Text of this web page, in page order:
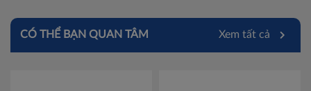
CÓ THỂ BẠN QUAN TÂM Xem tất cả